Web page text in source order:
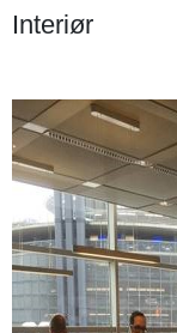
Interiør